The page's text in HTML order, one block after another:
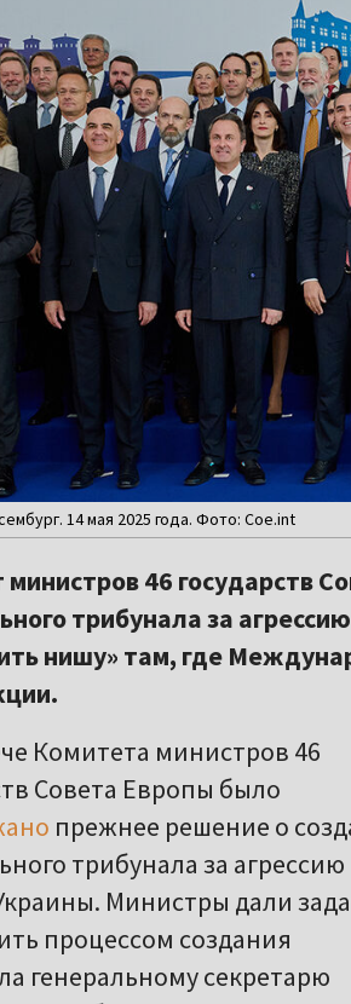
14 мая 2025 года. Фото: Coe.int
46 государств
трибунала за
нишу» там, где
Комитета министров 46
Совета Европы было
прежнее решение о
трибунала за агрессию
Министры дали
процессом создания
генеральному секретарю